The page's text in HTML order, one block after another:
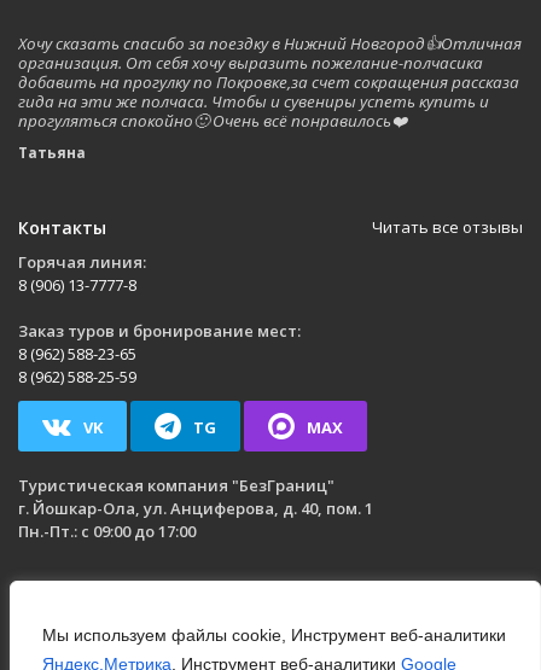
Мы используем файлы cookie, Инструмент веб-аналитики
Яндекс.Метрика , Инструмент веб-аналитики Google
Хочу сказать спасибо за поездку в Нижний Новгород👍Отличная
организация. От себя хочу выразить пожелание-полчасика
добавить на прогулку по Покровке,за счет сокращения рассказа
гида на эти же полчаса. Чтобы и сувениры успеть купить и
прогуляться спокойно🙂 Очень всё понравилось❤️
Татьяна
Читать все отзывы
Контакты
Горячая линия:
8 (906) 13-7777-8
Заказ туров и бронирование мест:
8 (962) 588-23-65
8 (962) 588-25-59
VK TG MAX
Туристическая компания "БезГраниц"
г. Йошкар-Ола, ул. Анциферова, д. 40, пом. 1
Пн.-Пт.: с 09:00 до 17:00